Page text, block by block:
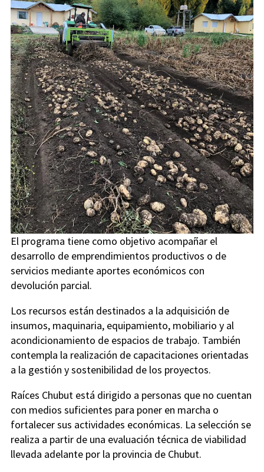
El programa tiene como objetivo acompañar el
desarrollo de emprendimientos productivos o de
servicios mediante aportes económicos con
devolución parcial.
Los recursos están destinados a la adquisición de
insumos, maquinaria, equipamiento, mobiliario y al
acondicionamiento de espacios de trabajo. También
contempla la realización de capacitaciones orientadas
a la gestión y sostenibilidad de los proyectos.
Raíces Chubut está dirigido a personas que no cuentan
con medios suficientes para poner en marcha o
fortalecer sus actividades económicas. La selección se
realiza a partir de una evaluación técnica de viabilidad
llevada adelante por la provincia de Chubut.